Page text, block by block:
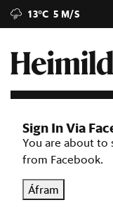
13°C 5 M/S
Sign In Via
You are about to
from Facebook.
Áfram